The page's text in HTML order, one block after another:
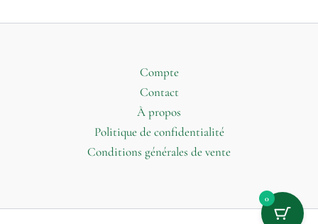
Compte
Contact
À propos
Politique de confidentialité
Conditions générales de vente
0